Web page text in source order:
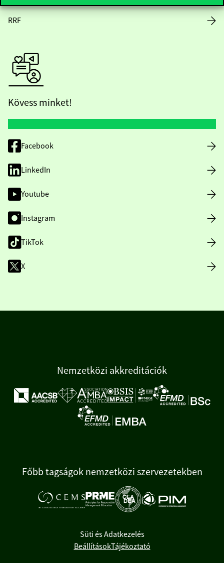
RRF
Kövess minket!
Facebook
LinkedIn
Youtube
Instagram
TikTok
X
Nemzetközi akkreditációk
Főbb tagságok nemzetközi szervezetekben
Süti és Adatkezelés
BeállításokTájékoztató